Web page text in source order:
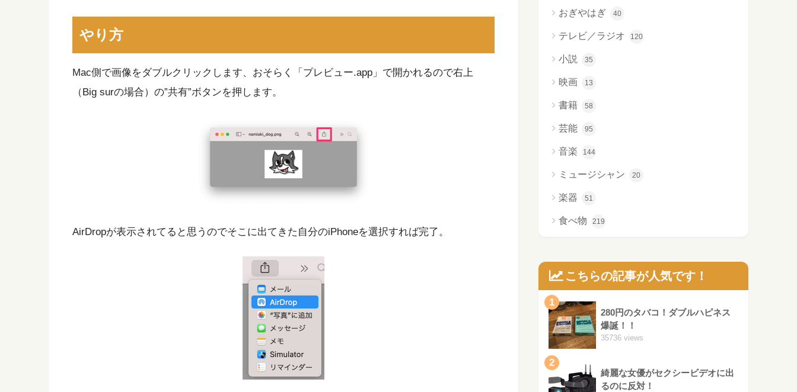
やり方
Mac側で画像をダブルクリックします、おそらく「プレビュー.app」で開かれるので右上
（Big surの場合）の”共有”ボタンを押します。
AirDropが表示されてると思うのでそこに出てきた自分のiPhoneを選択すれば完了。
おぎやはぎ 40
テレビ／ラジオ 120
小説 35
映画 13
書籍 58
芸能 95
音楽 144
ミュージシャン 20
楽器 51
食べ物 219
こちらの記事が人気です！
1
280円のタバコ！ダブルハピネス
爆誕！！
35736 views
2
綺麗な女優がセクシービデオに出
るのに反対！